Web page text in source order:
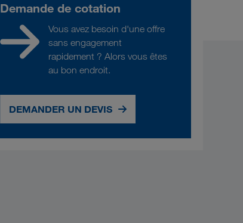
Demande de cotation
Vous avez besoin d'une offre
sans engagement
rapidement ? Alors vous êtes
au bon endroit.
DEMANDER UN DEVIS